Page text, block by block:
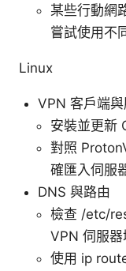
某些行動網
嘗試使用不
Linux
VPN 客戶端
安裝並更新
對照
確匯入伺服
DNS 與路由
檢查 /etc/
VPN 伺服器
使用 ip